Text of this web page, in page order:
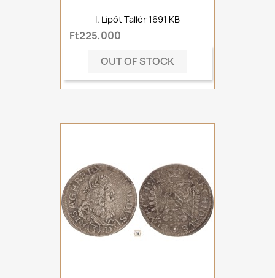
I. Lipót Tallér 1691 KB
Ft225,000
OUT OF STOCK